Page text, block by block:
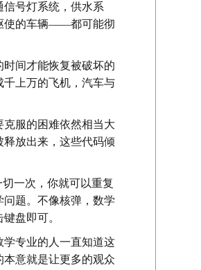
号灯系统，供水系
使的车辆——都可能彻
间才能恢复被破坏的
上万的飞机，汽车与
服的困难依然相当大
放出来，这些代码倾
一次，你就可以重复
题。不像核弹，数学
盘即可。
专业的人一直知道这
意就是让更多的观众